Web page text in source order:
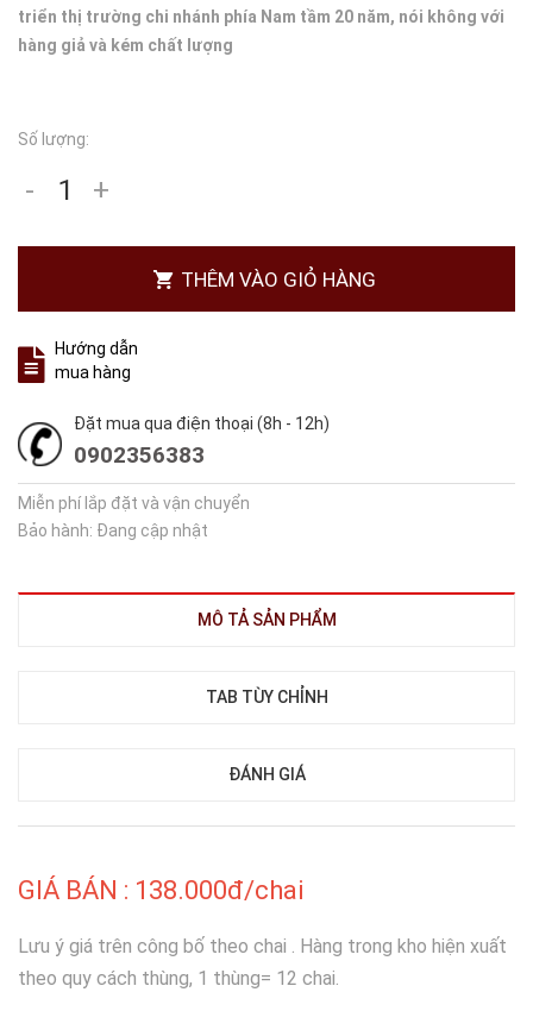
triển thị trường chi nhánh phía Nam tầm 20 năm, nói không với
hàng giả và kém chất lượng
Số lượng:
- +
THÊM VÀO GIỎ HÀNG
Hướng dẫn
mua hàng
Đặt mua qua điện thoại (8h - 12h)
0902356383
Miễn phí lắp đặt và vận chuyển
Bảo hành: Đang cập nhật
MÔ TẢ SẢN PHẨM
TAB TÙY CHỈNH
ĐÁNH GIÁ
GIÁ BÁN : 138.000đ/chai
Lưu ý giá trên công bố theo chai . Hàng trong kho hiện xuất
theo quy cách thùng, 1 thùng= 12 chai.